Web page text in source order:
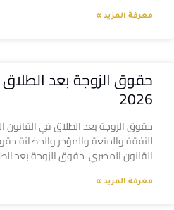
معرفة المزيد »
حقوق الزوجة بعد
2026
للنفقة والمتعة والمؤخر والحضانة
القانون المصري حقوق الزوجة بعد
معرفة المزيد »